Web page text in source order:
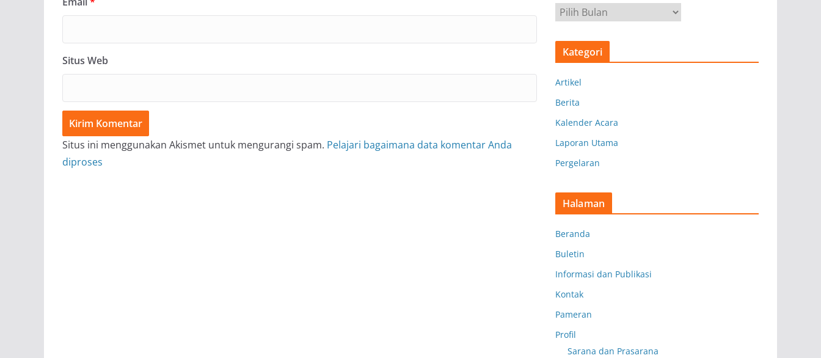
Situs Web
Situs ini menggunakan Akismet untuk mengurangi spam. Pelajari bagaimana data komentar Anda
diproses
r
s
Kategori
Artikel
Berita
Kalender Acara
Laporan Utama
Pergelaran
Halaman
Beranda
Buletin
Informasi dan Publikasi
Kontak
Pameran
Profil
Sarana dan Prasarana